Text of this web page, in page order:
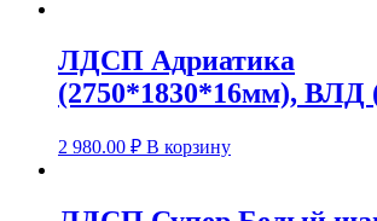
ЛДСП Адриатика
(2750*1830*16мм), ВЛД
2 980.00 ₽ В корзину